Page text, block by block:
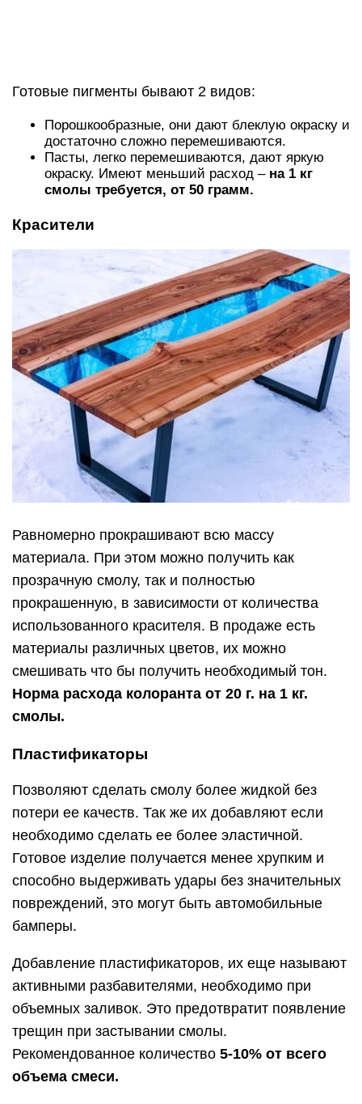
Равномерно прокрашивают всю массу
материала. При этом можно получить как
прозрачную смолу, так и полностью
прокрашенную, в зависимости от количества
использованного красителя. В продаже есть
материалы различных цветов, их можно
смешивать что бы получить необходимый тон.
Норма расхода колоранта от 20 г. на 1 кг.
смолы.
Пластификаторы
Позволяют сделать смолу более жидкой без
потери ее качеств. Так же их добавляют если
необходимо сделать ее более эластичной.
Готовое изделие получается менее хрупким и
способно выдерживать удары без значительных
повреждений, это могут быть автомобильные
бамперы.
Добавление пластификаторов, их еще называют
объемных заливок. Это предотвратит появление
Рекомендованное количество5-10% от всего
объема смеси.
Отличительные особенности
ювелирной смолы
является одним из видов эпоксидной смолы.
Она обладает жидкой и вязкой текстурой,
которая остывает по истечению определенного
времени и твердеет. После застывания,
ювелирная смола так же как и эпоксидка, не
подвергается деформации и остается